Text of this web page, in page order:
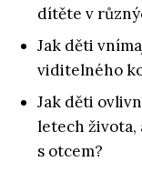
dítěte v
Jak děti
viditelného
Jak děti
letech života,
s otcem?